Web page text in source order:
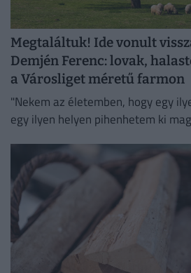
Megtaláltuk! Ide vonult
Demjén Ferenc: lovak,
a Városliget méretű farmon
"Nekem az életemben, hogy egy
egy ilyen helyen pihenhetem ki
természetbe."